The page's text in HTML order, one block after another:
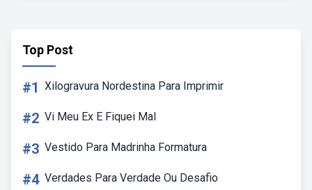
Top Post
#1 Xilogravura Nordestina Para Imprimir
#2 Vi Meu Ex E Fiquei Mal
#3 Vestido Para Madrinha Formatura
#4 Verdades Para Verdade Ou Desafio